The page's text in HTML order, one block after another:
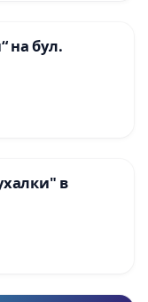
на бул.
в